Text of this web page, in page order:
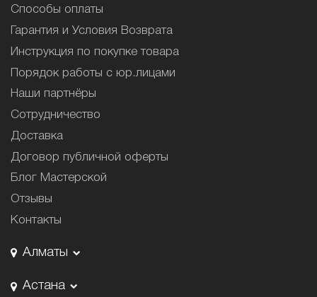
Способы оплаты
Гарантия и Условия Возврата
Инструкция по покупке товара
Порядок работы с юр.лицами
Наши партнёры
Сотрудничество
Доставка
Договор публичной оферты
Блог Мастерской
Отзывы
Контакты
Алматы
Астана